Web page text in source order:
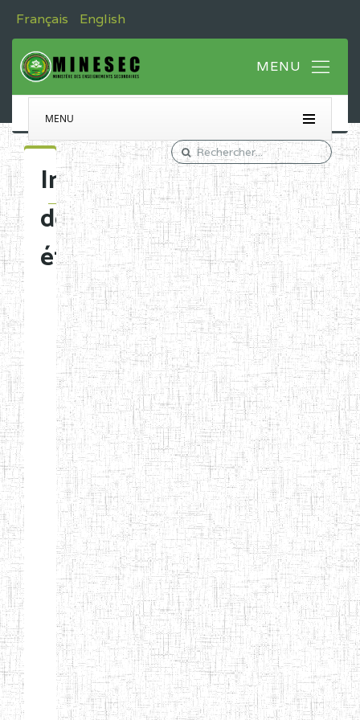
Français English
MENU
Immatriculation
des
établissements
Etablissements
d'enseignement
normal
ENI
Chercher:
Effacer les filtres
Denomination
Type